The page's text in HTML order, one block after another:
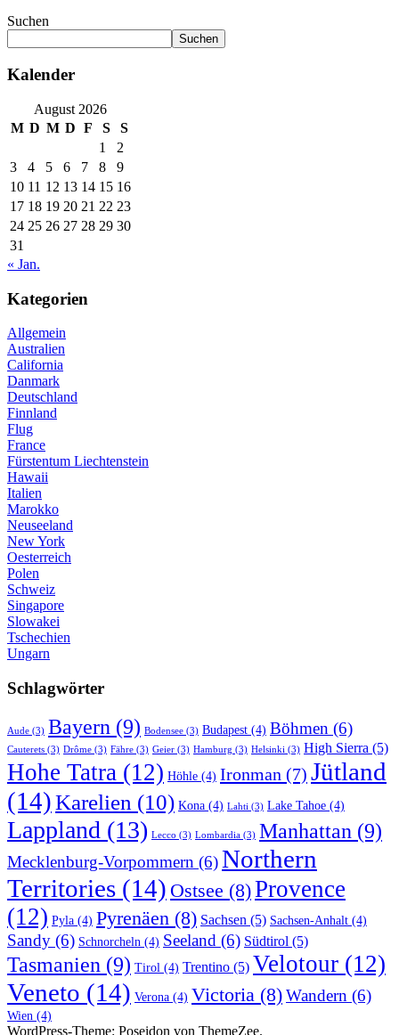
Suchen
Suchen
Kalender
August 2026
M D M D F S
S
1
2
3
4 5 6 7 8
9
10 11 12 13 14 15 16
17 18 19 20 21 22 23
24 25 26 27 28 29 30
31
« Jan.
Kategorien
Allgemein
Australien
California
Danmark
Deutschland
Finnland
Flug
France
Fürstentum Liechtenstein
Hawaii
Italien
Marokko
Neuseeland
New York
Oesterreich
Polen
Schweiz
Singapore
Slowakei
Tschechien
Ungarn
Schlagwörter
Aude (3) Bayern (9) Bodensee (3) Budapest (4) Böhmen (6)
Cauterets (3) Drôme (3) Fähre (3) Geier (3) Hamburg (3) Helsinki (3) High Sierra (5)
Hohe Tatra (12) Höhle (4) Ironman (7) Jütland
(14)Karelien (10) Kona (4) Lahti (3) Lake Tahoe (4)
Lappland (13) Lecco (3) Lombardia (3) Manhattan (9)
Mecklenburg-Vorpommern (6)Northern
Territories (14) Ostsee (8)Provence
(12) Pyla (4) Pyrenäen (8) Sachsen (5) Sachsen-Anhalt (4)
Sandy (6) Schnorcheln (4) Seeland (6) Südtirol (5)
Tasmanien (9) Tirol (4) Trentino (5) Velotour (12)
Veneto (14) Verona (4) Victoria (8)Wandern (6)
Wien (4)
WordPress-Theme: Poseidon von ThemeZee.